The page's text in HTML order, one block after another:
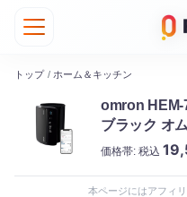
トップ / ホーム＆キッチン
omron HEM-
ブラック オ
価格帯: 税込
本ページにはアフィ